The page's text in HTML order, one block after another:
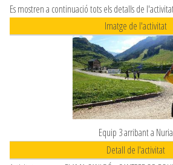
Es mostren a continuació tots els detalls de
Imatge de l'activitat
Equip 3 arribant a Nuria
Detall de l'activitat